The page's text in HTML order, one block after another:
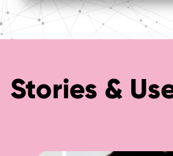
Stories &